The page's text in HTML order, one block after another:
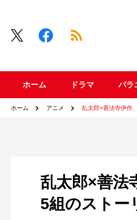
ホーム ドラマ バラ
ホーム アニメ 乱太郎×善法寺伊作
乱太郎×善法
5組のストー